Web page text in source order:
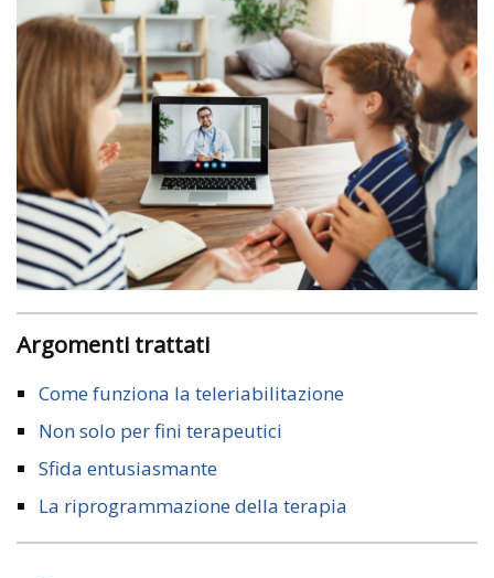
Argomenti trattati
Come funziona la teleriabilitazione
Non solo per fini terapeutici
Sfida entusiasmante
La riprogrammazione della terapia